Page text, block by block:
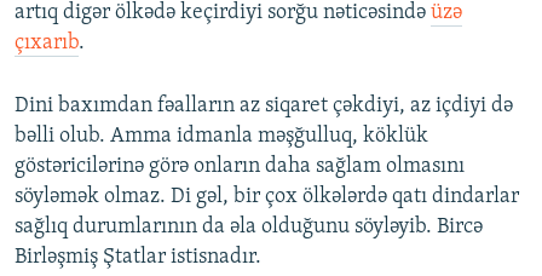
artıq digər ölkədə keçirdiyi sorğu nəticəsində üzə
çıxarıb.
Dini baxımdan fəalların az siqaret çəkdiyi, az içdiyi də
bəlli olub. Amma idmanla məşğulluq, köklük
göstəricilərinə görə onların daha sağlam olmasını
söyləmək olmaz. Di gəl, bir çox ölkələrdə qatı dindarlar
sağlıq durumlarının da əla olduğunu söyləyib. Bircə
Birləşmiş Ştatlar istisnadır.